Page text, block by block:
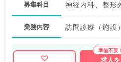
募集科目
業務内容 訪問診療（施設）
求人を